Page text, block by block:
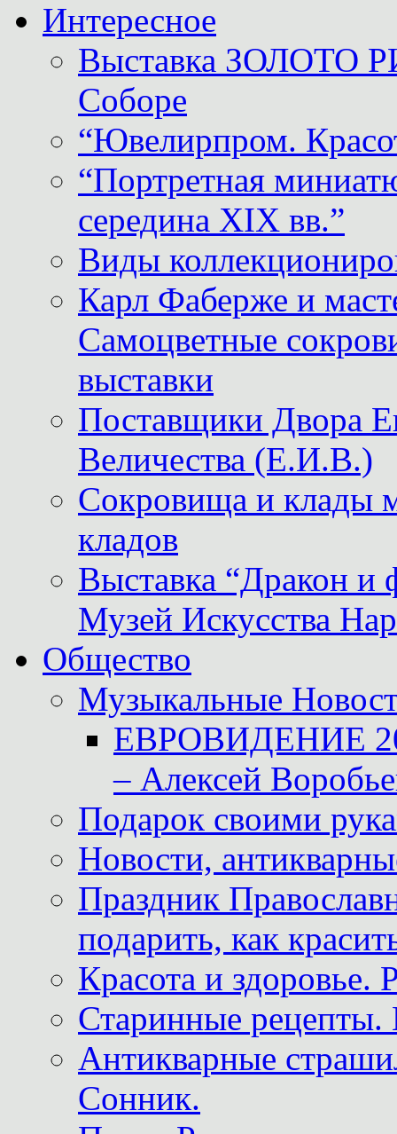
Интересное
Выставка ЗОЛОТО
Соборе
“Ювелирпром.
“Портретная
середина XIX вв.”
Виды
Карл Фаберже и
Самоцветные
выставки
Поставщики
Величества (Е.И.В.)
Сокровища и клады
кладов
Выставка “Дракон и
Музей Искусства
Общество
Музыкальные
ЕВРОВИДЕНИЕ
– Алексей
Подарок своими
Новости,
Праздник
подарить, как
Красота и здоровье.
Старинные рецепты.
Антикварные
Сонник.